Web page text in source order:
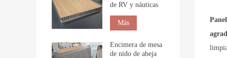
de RV y náuticas
Más
Encimera de mesa
de nido de abeja